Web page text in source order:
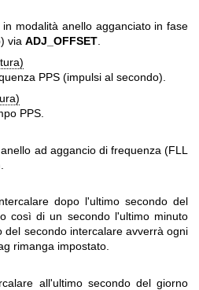
modalità anello agganciato in fase
via ADJ_OFFSET
PPS (impulsi al secondo).
PPS.
ad aggancio di frequenza (FLL
dopo l'ultimo secondo del
così di un secondo l'ultimo minuto
del secondo intercalare avverrà ogni
rimanga impostato.
all'ultimo secondo del giorno